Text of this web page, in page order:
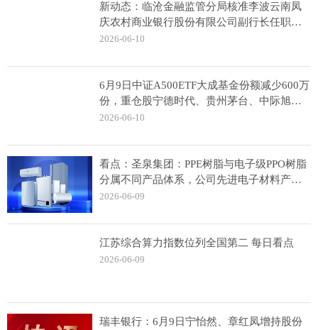
新动态：临沧金融监管分局核准李波云南凤
庆农村商业银行股份有限公司副行长任职资
格
2026-06-10
6月9日中证A500ETF大成基金份额减少600万
份，重仓股宁德时代、贵州茅台、中际旭创
天天快报
2026-06-10
看点：圣泉集团：PPE树脂与电子级PPO树脂
分属不同产品体系，公司先进电子材料产品
不存在大幅涨价情况
2026-06-09
江苏综合算力指数位列全国第二 每日看点
2026-06-09
瑞丰银行：6月9日宁怡然、章红凤增持股份